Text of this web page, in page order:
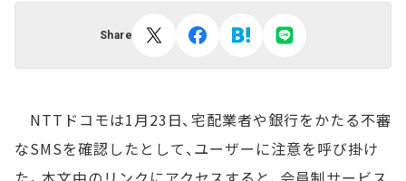
Share
NTTドコモは1月23日、宅配業者や銀行をかたる不審
なSMSを確認したとして、ユーザーに注意を呼び掛け